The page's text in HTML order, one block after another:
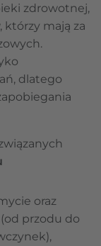
zdrowotnej,
mają za
dlatego
oraz
przodu do